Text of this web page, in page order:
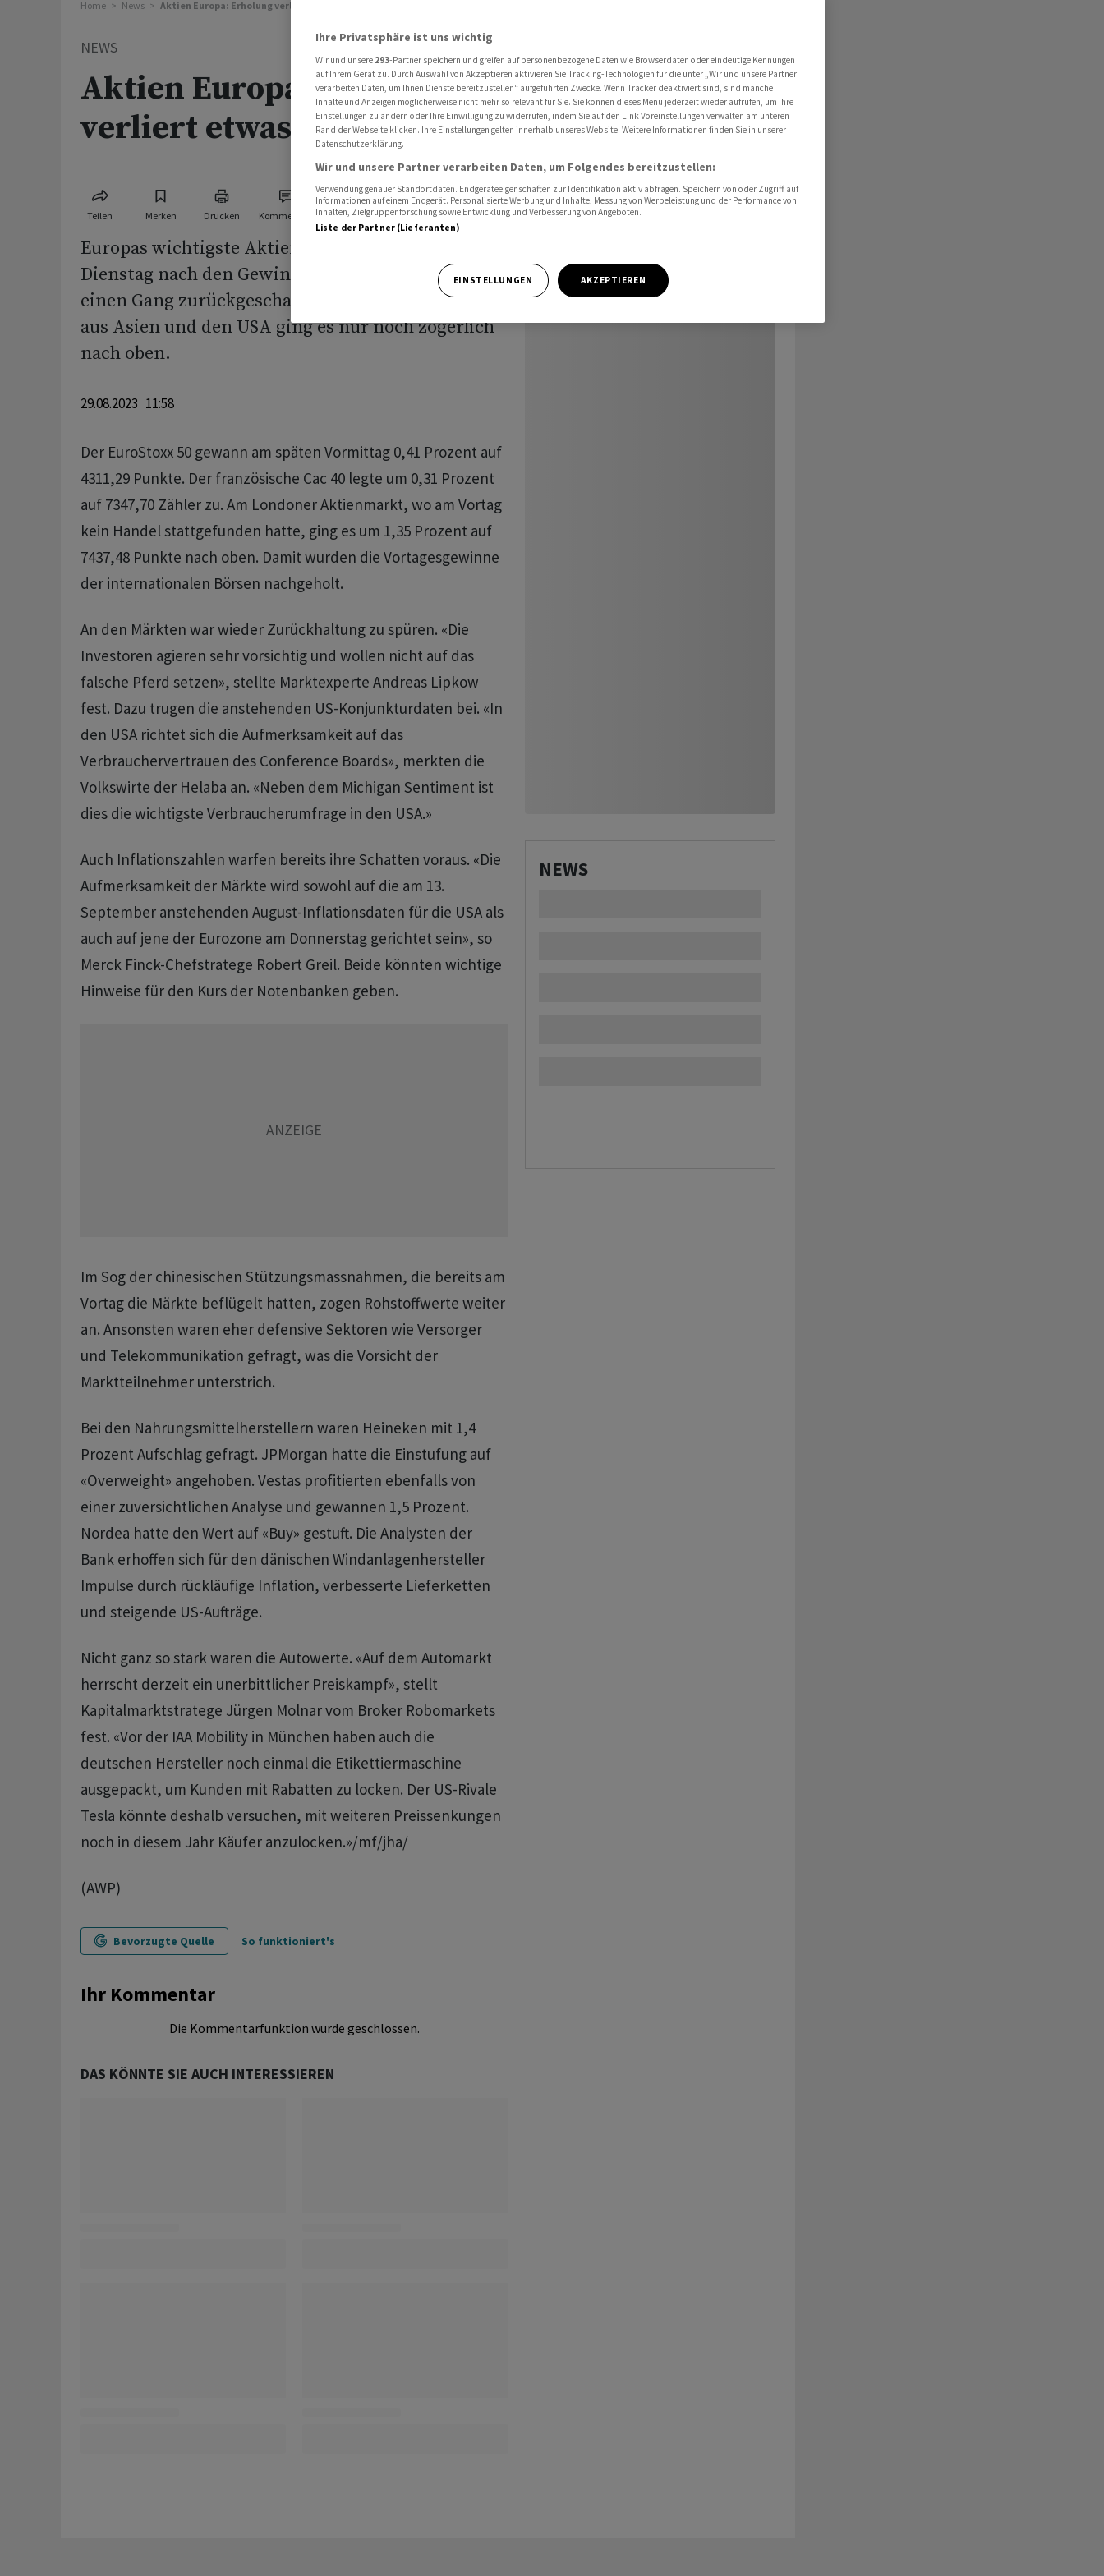
Home News Aktien Europa: Erholung verliert etwas an Schwung
NEWS
Aktien Europa: Erholung
verliert etwas an Schwung
Teilen Merken Drucken Kommentare
Europas wichtigste Aktienmärkte haben am
Dienstag nach den Gewinnen zu Wochenbeginn
einen Gang zurückgeschaltet. Trotz guter Vorgaben
aus Asien und den USA ging es nur noch zögerlich
nach oben.
29.08.2023 11:58
Der EuroStoxx 50 gewann am späten Vormittag 0,41 Prozent auf
4311,29 Punkte. Der französische Cac 40 legte um 0,31 Prozent
auf 7347,70 Zähler zu. Am Londoner Aktienmarkt, wo am Vortag
kein Handel stattgefunden hatte, ging es um 1,35 Prozent auf
7437,48 Punkte nach oben. Damit wurden die Vortagesgewinne
der internationalen Börsen nachgeholt.
An den Märkten war wieder Zurückhaltung zu spüren. «Die
Investoren agieren sehr vorsichtig und wollen nicht auf das
falsche Pferd setzen», stellte Marktexperte Andreas Lipkow
fest. Dazu trugen die anstehenden US-Konjunkturdaten bei. «In
den USA richtet sich die Aufmerksamkeit auf das
Verbrauchervertrauen des Conference Boards», merkten die
Volkswirte der Helaba an. «Neben dem Michigan Sentiment ist
dies die wichtigste Verbraucherumfrage in den USA.»
Auch Inflationszahlen warfen bereits ihre Schatten voraus. «Die
Aufmerksamkeit der Märkte wird sowohl auf die am 13.
September anstehenden August-Inflationsdaten für die USA als
auch auf jene der Eurozone am Donnerstag gerichtet sein», so
Merck Finck-Chefstratege Robert Greil. Beide könnten wichtige
Hinweise für den Kurs der Notenbanken geben.
Im Sog der chinesischen Stützungsmassnahmen, die bereits am
Vortag die Märkte beflügelt hatten, zogen Rohstoffwerte weiter
an. Ansonsten waren eher defensive Sektoren wie Versorger
und Telekommunikation gefragt, was die Vorsicht der
Marktteilnehmer unterstrich.
Bei den Nahrungsmittelherstellern waren Heineken mit 1,4
Prozent Aufschlag gefragt. JPMorgan hatte die Einstufung auf
«Overweight» angehoben. Vestas profitierten ebenfalls von
einer zuversichtlichen Analyse und gewannen 1,5 Prozent.
Nordea hatte den Wert auf «Buy» gestuft. Die Analysten der
Bank erhoffen sich für den dänischen Windanlagenhersteller
Impulse durch rückläufige Inflation, verbesserte Lieferketten
und steigende US-Aufträge.
Nicht ganz so stark waren die Autowerte. «Auf dem Automarkt
herrscht derzeit ein unerbittlicher Preiskampf», stellt
Kapitalmarktstratege Jürgen Molnar vom Broker Robomarkets
fest. «Vor der IAA Mobility in München haben auch die
deutschen Hersteller noch einmal die Etikettiermaschine
ausgepackt, um Kunden mit Rabatten zu locken. Der US-Rivale
Tesla könnte deshalb versuchen, mit weiteren Preissenkungen
noch in diesem Jahr Käufer anzulocken.»/mf/jha/
(AWP)
Bevorzugte Quelle So funktioniert's
Ihr Kommentar
Die Kommentarfunktion wurde geschlossen.
DAS KÖNNTE SIE AUCH INTERESSIEREN
NEWS
Ihre Privatsphäre ist uns wichtig
Wir und unsere 293-Partner speichern und greifen auf personenbezogene Daten wie Browserdaten oder eindeutige Kennungen
auf Ihrem Gerät zu. Durch Auswahl von Akzeptieren aktivieren Sie Tracking-Technologien für die unter „Wir und unsere Partner
verarbeiten Daten, um Ihnen Dienste bereitzustellen“ aufgeführten Zwecke. Wenn Tracker deaktiviert sind, sind manche
Inhalte und Anzeigen möglicherweise nicht mehr so relevant für Sie. Sie können dieses Menü jederzeit wieder aufrufen, um Ihre
Einstellungen zu ändern oder Ihre Einwilligung zu widerrufen, indem Sie auf den Link Voreinstellungen verwalten am unteren
Rand der Webseite klicken. Ihre Einstellungen gelten innerhalb unseres Website. Weitere Informationen finden Sie in unserer
Datenschutzerklärung.
Wir und unsere Partner verarbeiten Daten, um Folgendes bereitzustellen:
Verwendung genauer Standortdaten. Endgeräteeigenschaften zur Identifikation aktiv abfragen. Speichern von oder Zugriff auf
Informationen auf einem Endgerät. Personalisierte Werbung und Inhalte, Messung von Werbeleistung und der Performance von
Inhalten, Zielgruppenforschung sowie Entwicklung und Verbesserung von Angeboten.
Liste der Partner (Lieferanten)
EINSTELLUNGEN AKZEPTIEREN